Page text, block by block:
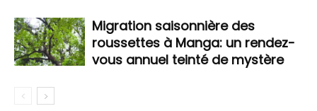
Migration saisonnière des
roussettes à Manga: un rendez-
vous annuel teinté de mystère